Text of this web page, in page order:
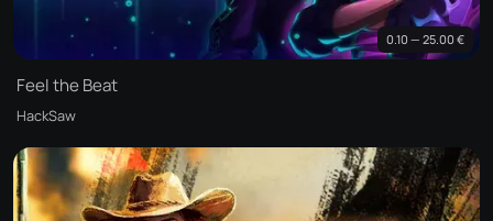
0.10 — 25.00 €
Feel the Beat
HackSaw